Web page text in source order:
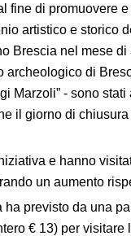
fine di promuovere
artistico e storico
Brescia nel mese
archeologico di
Marzoli” - sono
il giorno di
e hanno
un aumento
ha previsto da una
€ 13) per